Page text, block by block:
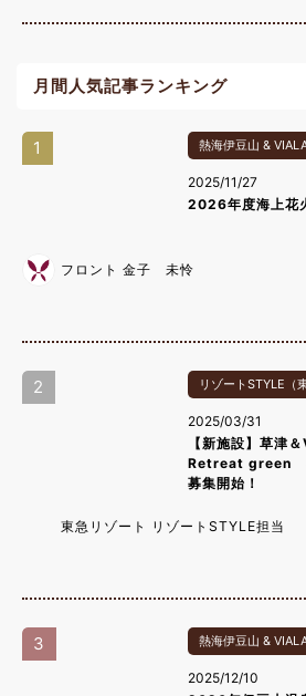
月間人気記事ランキング
1 熱海伊豆山 &
2025/11/27
2026年度海上花
フロント 金子 未怜
2 リゾートSTYLE（
2025/03/31
【新施設】草津
Retreat green
募集開始！
東急リゾート リゾートSTYLE担当
3 熱海伊豆山 &
2025/12/10